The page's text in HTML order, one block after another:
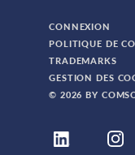
CONNEXION
POLITIQUE DE
TRADEMARKS
GESTION DES
© 2026 BY